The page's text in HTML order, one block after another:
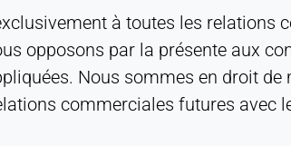
à toutes les relations
opposons par la présente aux
Nous sommes en droit
commerciales futures avec